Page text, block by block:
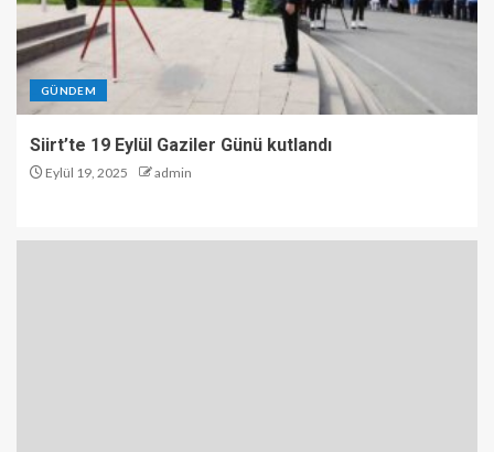
GÜNDEM
Siirt’te 19 Eylül Gaziler Günü kutlandı
Eylül 19, 2025 admin